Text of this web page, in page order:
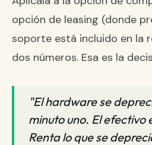
opción de leasing (donde
soporte está incluido en la
dos números. Esa es la
"El hardware se
minuto uno. El efectivo
Renta lo que se